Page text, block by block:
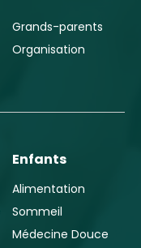
Grands-parents
Organisation
Enfants
Alimentation
Sommeil
Médecine Douce